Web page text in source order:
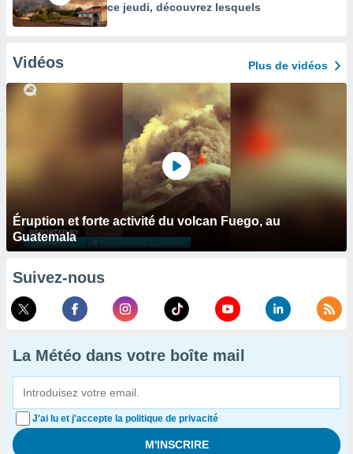
ce jeudi, découvrez lesquels
Vidéos Plus de vidéos
Éruption et forte activité du volcan Fuego, au
Guatemala
Suivez-nous
La Météo dans votre boîte mail
J'ai lu et j'accepte la politique de privacité